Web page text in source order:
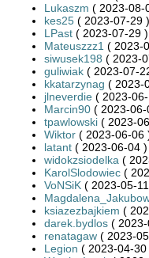
Lukaszm ( 2023-08-
kes25( 2023-07-29 )
LPast( 2023-07-29 )
Mateuszzz1 ( 2023-
siwusek198 ( 2023-
guliwiak( 2023-07-
kkatarzynag ( 2023-
jlneverdie( 2023-06-
Marcin90( 2023-06-
tpawlowski( 2023-
Wiktor( 2023-06-06
latant( 2023-06-04 )
widokzsiodelka (
KarolSlodowiec(
VoNSiK( 2023-05-
ksiazezbajkiem (
darek.bydlos( 2023-
renatagaw( 2023-
Legion ( 2023-04-30